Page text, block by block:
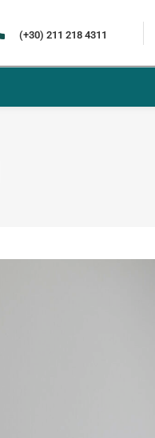
(+30) 211 218 4311